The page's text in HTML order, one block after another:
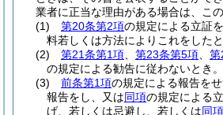
業者に正当な理由がある場合は、この
(1)
第20条第2項の規定による立証
料若しくは方法によりこれをしたと
(2)
第21条第1項 第23条第5項 第
の規定による勧告に従わないとき。
(3)
前条第1項の規定による報告を
報告をし、又は同項の規定による
げ、若しくは忌避し、若しくは同項